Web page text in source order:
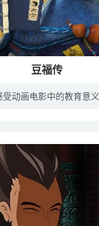
豆福传
受动画电影中的教育意义